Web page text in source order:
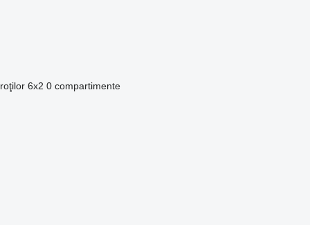
6x2 0 compartimente